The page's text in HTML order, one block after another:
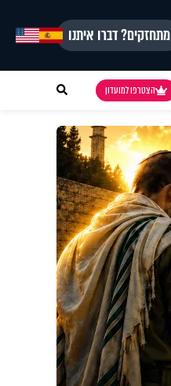
מתחזקים? דברו איתנו
הצטרפו למועדון